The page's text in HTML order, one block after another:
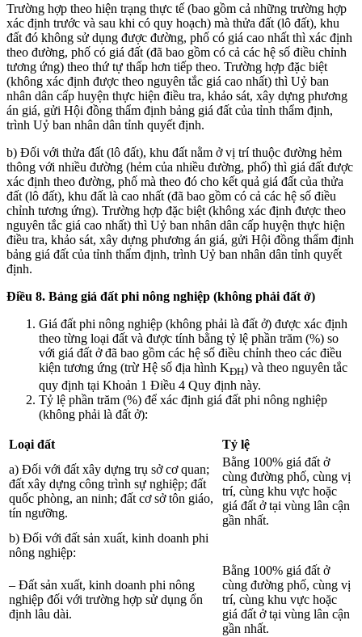
Trường hợp theo hiện trạng thực tế (bao gồm cả những trường hợp
xác định trước và sau khi có quy hoạch) mà thửa đất (lô đất), khu
đất đó không sử dụng được đường, phố có giá cao nhất thì xác định
theo đường, phố có giá đất (đã bao gồm có cả các hệ số điều chỉnh
tương ứng) theo thứ tự thấp hơn tiếp theo. Trường hợp đặc biệt
(không xác định được theo nguyên tắc giá cao nhất) thì Uỷ ban
nhân dân cấp huyện thực hiện điều tra, khảo sát, xây dựng phương
án giá, gửi Hội đồng thẩm định bảng giá đất của tỉnh thẩm định,
trình Uỷ ban nhân dân tỉnh quyết định.
b) Đối với thửa đất (lô đất), khu đất nằm ở vị trí thuộc đường hẻm
thông với nhiều đường (hẻm của nhiều đường, phố) thì giá đất được
xác định theo đường, phố mà theo đó cho kết quả giá đất của thửa
đất (lô đất), khu đất là cao nhất (đã bao gồm có cả các hệ số điều
chỉnh tương ứng). Trường hợp đặc biệt (không xác định được theo
nguyên tắc giá cao nhất) thì Uỷ ban nhân dân cấp huyện thực hiện
điều tra, khảo sát, xây dựng phương án giá, gửi Hội đồng thẩm định
bảng giá đất của tỉnh thẩm định, trình Uỷ ban nhân dân tỉnh quyết
định.
Điều 8. Bảng giá đất phi nông nghiệp (không phải đất ở)
Giá đất phi nông nghiệp (không phải là đất ở) được xác định
theo từng loại đất và được tính bằng tỷ lệ phần trăm (%) so
với giá đất ở đã bao gồm các hệ số điều chỉnh theo các điều
kiện tương ứng (trừ Hệ số địa hình KĐH) và theo nguyên tắc
quy định tại Khoản 1 Điều 4 Quy định này.
Tỷ lệ phần trăm (%) để xác định giá đất phi nông nghiệp
(không phải là đất ở):
Loại đất
Tỷ lệ
a) Đối với đất xây dựng trụ sở cơ quan;
đất xây dựng công trình sự nghiệp; đất
quốc phòng, an ninh; đất cơ sở tôn giáo,
tín ngưỡng.
Bằng 100% giá đất ở
cùng đường phố, cùng vị
trí, cùng khu vực hoặc
giá đất ở tại vùng lân cận
gần nhất.
b) Đối với đất sản xuất, kinh doanh phi
nông nghiệp:
– Đất sản xuất, kinh doanh phi nông
nghiệp đối với trường hợp sử dụng ổn
định lâu dài.
Bằng 100% giá đất ở
cùng đường phố, cùng vị
trí, cùng khu vực hoặc
giá đất ở tại vùng lân cận
gần nhất.